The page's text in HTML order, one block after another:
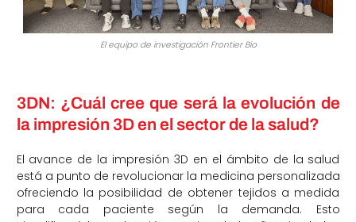
El equipo de investigación Frontier Bio
3DN: ¿Cuál cree que será la evolución de
la impresión 3D en el sector de la salud?
El avance de la impresión 3D en el ámbito de la salud
está a punto de revolucionar la medicina personalizada
ofreciendo la posibilidad de obtener tejidos a medida
para cada paciente según la demanda. Esto